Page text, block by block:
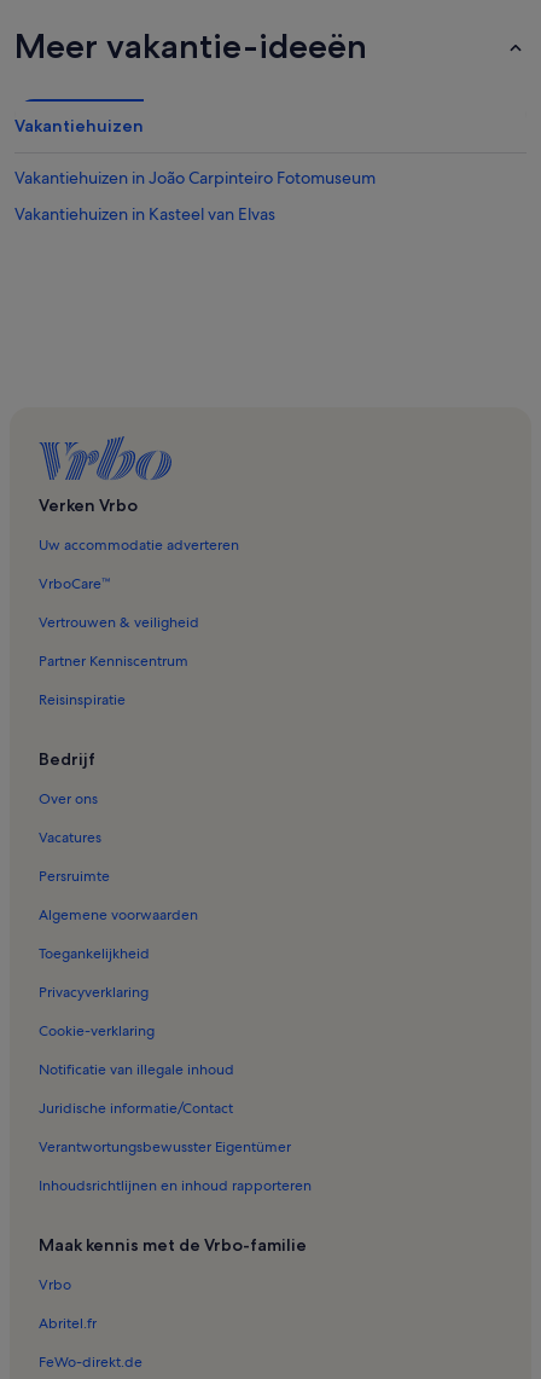
Meer vakantie-ideeën
Vakantiehuizen
Vakantiehuizen in João Carpinteiro Fotomuseum
Vakantiehuizen in Kasteel van Elvas
Verken Vrbo
Uw accommodatie adverteren
VrboCare™
Vertrouwen & veiligheid
Partner Kenniscentrum
Reisinspiratie
Bedrijf
Over ons
Vacatures
Persruimte
Algemene voorwaarden
Toegankelijkheid
Privacyverklaring
Cookie-verklaring
Notificatie van illegale inhoud
Juridische informatie/Contact
Verantwortungsbewusster Eigentümer
Inhoudsrichtlijnen en inhoud rapporteren
Maak kennis met de Vrbo-familie
Vrbo
Abritel.fr
FeWo-direkt.de